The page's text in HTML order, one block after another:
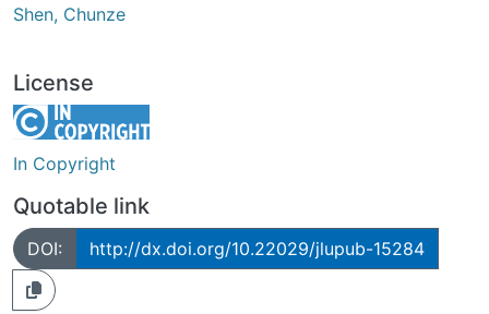
Shen, Chunze
License
In Copyright
Quotable link
DOI: http://dx.doi.org/10.22029/jlupub-15284